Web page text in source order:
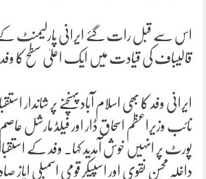
اس سے قبل رات گئے ایرانی پارلیمنٹ کے
قالیباف کی قیادت میں ایک اعلیٰ سطح کا وفد
ایرانی وفد کا بھی اسلام آباد پہنچنے پر شاندار
نائب وزیراعظم اسحاق ڈار اور فیلڈ مارشل عاصم
پورٹ پر انہیں خوش آمدید کہا۔ وفد کے
داخلہ محسن نقوی اور اسپیکر قومی اسمبلی ایاز